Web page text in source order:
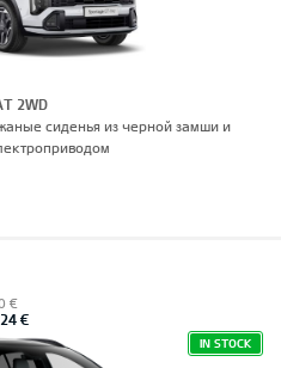
2WD
сиденья из черной замши и
€
€
IN STOCK